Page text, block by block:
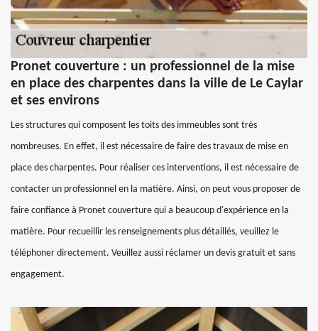
Pronet couverture : un professionnel de la mise
en place des charpentes dans la ville de Le Caylar
et ses environs
Les structures qui composent les toits des immeubles sont très
nombreuses. En effet, il est nécessaire de faire des travaux de mise en
place des charpentes. Pour réaliser ces interventions, il est nécessaire de
contacter un professionnel en la matière. Ainsi, on peut vous proposer de
faire confiance à Pronet couverture qui a beaucoup d'expérience en la
matière. Pour recueillir les renseignements plus détaillés, veuillez le
téléphoner directement. Veuillez aussi réclamer un devis gratuit et sans
engagement.